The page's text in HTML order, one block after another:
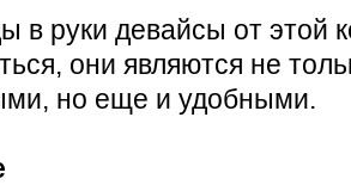
в руки девайсы от этой
они являются не
но еще и удобными.